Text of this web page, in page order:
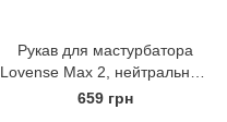
Рукав для мастурбатора
Lovense Max 2, нейтральный
вход
659 грн